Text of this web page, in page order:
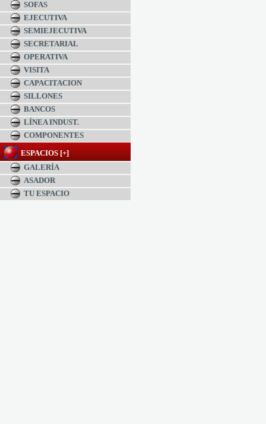
SOFAS
EJECUTIVA
SEMIEJECUTIVA
SECRETARIAL
OPERATIVA
VISITA
CAPACITACION
SILLONES
BANCOS
LÍNEA INDUST.
COMPONENTES
ESPACIOS [+]
GALERÍA
ASADOR
TU ESPACIO